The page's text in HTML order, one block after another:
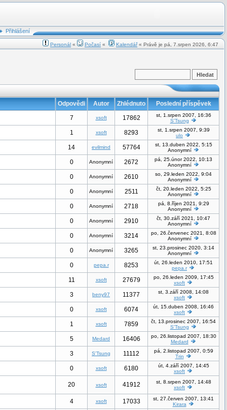
Přihlášení
Personál « Počasí « Kalendář« Právě je pá, 7.srpen 2026, 6:47
Odpovědi Autor Zhlédnuto Poslední příspěvek
7 xsoft 17862
st, 1.srpen 2007, 16:36
S'Tsung
1 xsoft 8293
st, 1.srpen 2007, 9:39
ulo
14 evilmind 57764
st, 13.duben 2022, 5:15
Anonymní
0 Anonymní 2672
pá, 25.únor 2022, 10:13
Anonymní
0 Anonymní 2610
so, 29.leden 2022, 9:04
Anonymní
0 Anonymní 2511
čt, 20.leden 2022, 5:25
Anonymní
0 Anonymní 2718
pá, 8.říjen 2021, 9:29
Anonymní
0 Anonymní 2910
čt, 30.září 2021, 10:47
Anonymní
0 Anonymní 3214
po, 26.červenec 2021, 8:08
Anonymní
0 Anonymní 3265
st, 23.prosinec 2020, 3:14
Anonymní
0 pepa.r 8253
út, 26.leden 2010, 17:51
pepa.r
11 xsoft 27679
po, 26.leden 2009, 17:45
xsoft
3 beny97 11377
st, 3.září 2008, 14:08
xsoft
0 xsoft 6074
út, 15.duben 2008, 16:46
xsoft
1 xsoft 7859
čt, 13.prosinec 2007, 16:54
S'Tsung
5 Medard 16406
po, 26.listopad 2007, 18:30
Medard
3 S'Tsung 11112
pá, 2.listopad 2007, 0:59
Trin
0 xsoft 6180
út, 4.září 2007, 14:45
xsoft
20 xsoft 41912
st, 8.srpen 2007, 14:48
xsoft
4 xsoft 17033
st, 27.červen 2007, 13:41
Kirara